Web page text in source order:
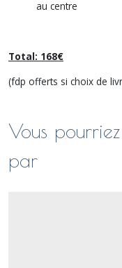
au centre
Total: 168€
(fdp offerts si choix de
Vous
par